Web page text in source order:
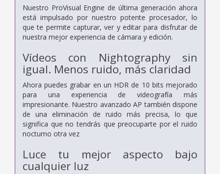
Nuestro ProVisual Engine de última generación ahora
está impulsado por nuestro potente procesador, lo
que te permite capturar, ver y editar para disfrutar de
nuestra mejor experiencia de cámara y edición.
Vídeos con Nightography sin
igual. Menos ruido, más claridad
Ahora puedes grabar en un HDR de 10 bits mejorado
para una experiencia de videografía más
impresionante. Nuestro avanzado AP también dispone
de una eliminación de ruido más precisa, lo que
significa que no tendrás que preocuparte por el ruido
nocturno otra vez
Luce tu mejor aspecto bajo
cualquier luz